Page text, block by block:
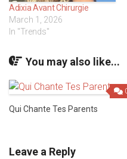
Adixia Avant Chirurgie
March 1, 2026
In "Trends"
You may also like...
Qui Chante Tes Parents
Leave a Reply